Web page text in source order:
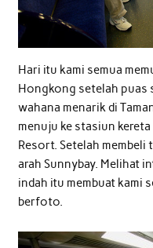
Hari itu kami semua
Hongkong setelah puas
wahana menarik di
menuju ke stasiun
Resort. Setelah membeli
arah Sunnybay. Melihat
indah itu membuat kami
berfoto.